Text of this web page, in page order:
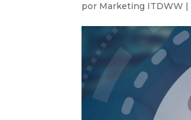
por Marketing ITDWW |